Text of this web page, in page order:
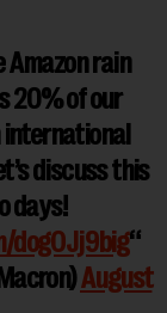
Amazon rain
20% of our
international
discuss this
days!
dogOJj9big
August